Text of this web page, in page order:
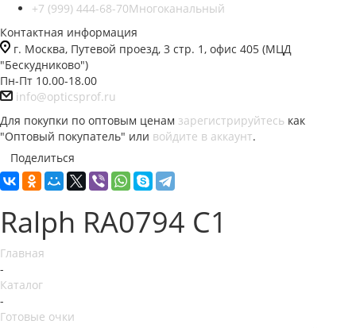
+7 (999) 444-68-70Многоканальный
Контактная информация
г. Москва, Путевой проезд, 3 стр. 1, офис 405 (МЦД
"Бескудниково")
Пн-Пт 10.00-18.00
info@opticsprof.ru
Для покупки по оптовым ценам зарегистрируйтесь как
"Оптовый покупатель" или войдите в аккаунт.
Поделиться
Ralph RA0794 C1
Главная
-
Каталог
-
Готовые очки